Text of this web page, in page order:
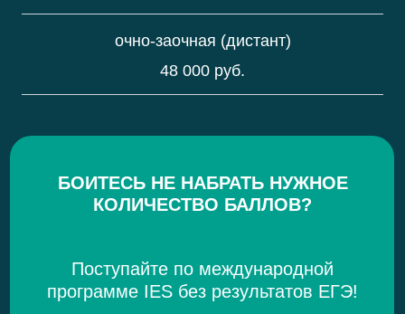
очно-заочная (дистант)
48 000 руб.
БОИТЕСЬ НЕ НАБРАТЬ НУЖНОЕ
КОЛИЧЕСТВО БАЛЛОВ?
Поступайте по международной
программе IES без результатов ЕГЭ!